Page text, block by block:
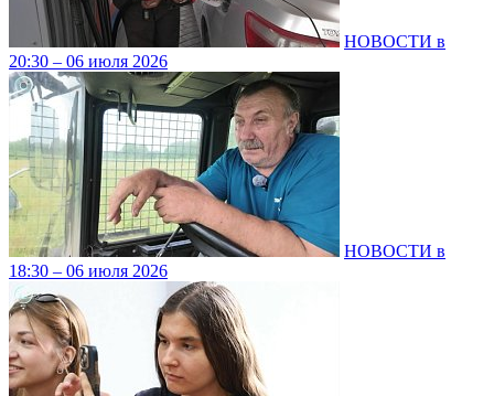
НОВОСТИ в
20:30 – 06 июля 2026
НОВОСТИ в
18:30 – 06 июля 2026